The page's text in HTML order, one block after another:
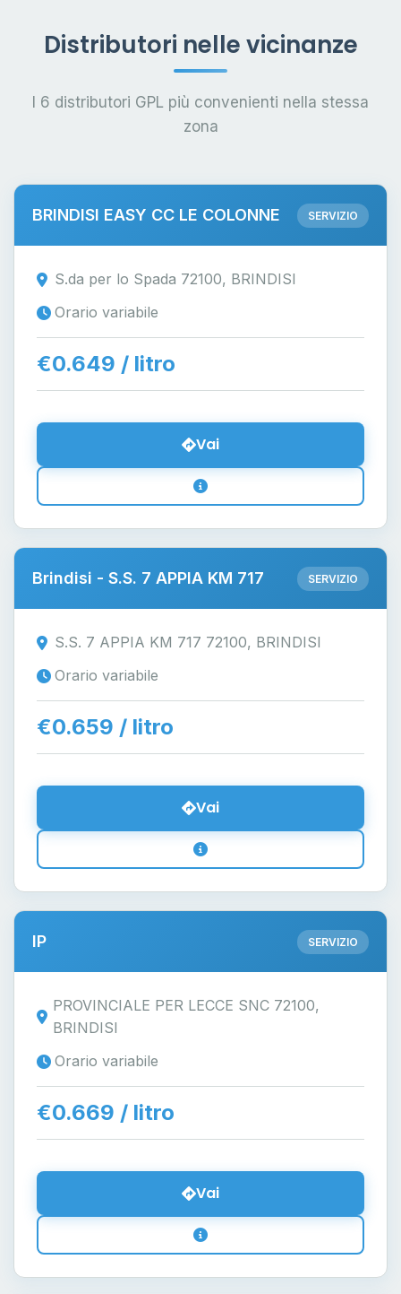
Distributori nelle vicinanze
I 6 distributori GPL più convenienti nella stessa
zona
BRINDISI EASY CC LE COLONNE SERVIZIO
S.da per lo Spada 72100, BRINDISI
Orario variabile
€0.649 / litro
Vai
Brindisi - S.S. 7 APPIA KM 717 SERVIZIO
S.S. 7 APPIA KM 717 72100, BRINDISI
Orario variabile
€0.659 / litro
Vai
IP SERVIZIO
PROVINCIALE PER LECCE SNC 72100,
BRINDISI
Orario variabile
€0.669 / litro
Vai